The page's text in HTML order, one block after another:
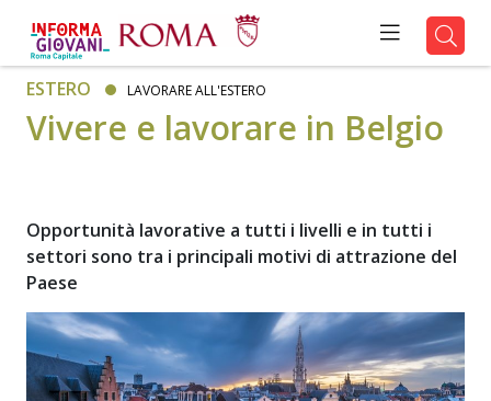
ESTERO LAVORARE ALL'ESTERO
Vivere e lavorare in Belgio
Opportunità lavorative a tutti i livelli e in tutti i
settori sono tra i principali motivi di attrazione del
Paese